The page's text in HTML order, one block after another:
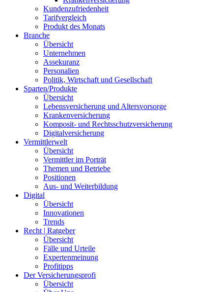
Kundenzufriedenheit
Tarifvergleich
Produkt des Monats
Branche
Übersicht
Unternehmen
Assekuranz
Personalien
Politik, Wirtschaft und Gesellschaft
Sparten/Produkte
Übersicht
Lebensversicherung und Altersvorsorge
Krankenversicherung
Komposit- und Rechtsschutzversicherung
Digitalversicherung
Vermittlerwelt
Übersicht
Vermittler im Porträt
Themen und Betriebe
Positionen
Aus- und Weiterbildung
Digital
Übersicht
Innovationen
Trends
Recht | Ratgeber
Übersicht
Fälle und Urteile
Expertenmeinung
Profitipps
Der Versicherungsprofi
Übersicht